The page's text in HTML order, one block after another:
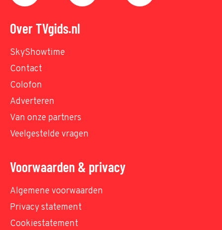
Over TVgids.nl
SkyShowtime
Contact
Colofon
Adverteren
Van onze partners
Veelgestelde vragen
Voorwaarden & privacy
Algemene voorwaarden
Privacy statement
Cookiestatement